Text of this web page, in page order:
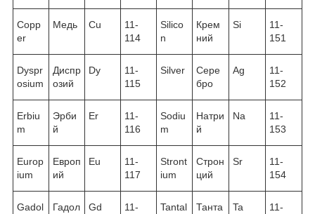
Copp
er
Медь Cu
11-
114
Silico
n
Крем
ний
Si
11-
151
Dyspr
osium
Диспр
озий
Dy
11-
115
Silver
Сере
бро
Ag
11-
152
Erbiu
m
Эрби
й
Er
11-
116
Sodiu
m
Натри
й
Na
11-
153
Europ
ium
Европ
ий
Eu
11-
117
Stront
ium
Строн
ций
Sr
11-
154
Gadol
Гадол
Gd
11-
Tantal
Танта
Ta
11-